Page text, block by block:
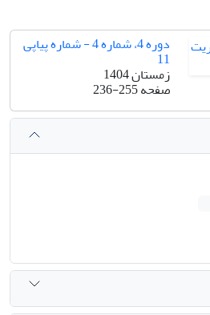
دوره 4، شماره 4 - شماره پیاپی
11
زمستان 1404
صفحه236-255